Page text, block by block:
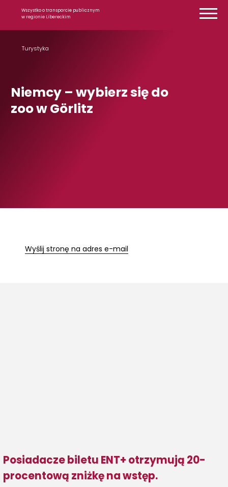
Wszystko o transporcie publicznym
w regionie Libereckim
Turystyka
Niemcy – wybierz się do
zoo w Görlitz
Wyślij stronę na adres e-mail
Posiadacze biletu ENT+ otrzymują 20-
procentową zniżkę na wstęp.